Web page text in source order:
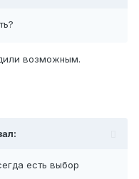
возможным.
есть выбор